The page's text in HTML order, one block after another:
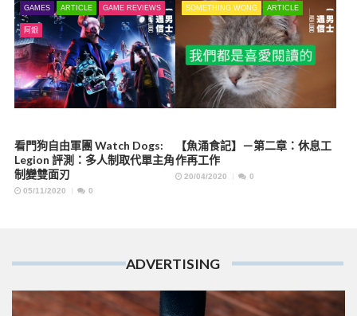
GAMES ARTICLE GAME REVIEWS
阿銀
看門狗自由軍團 Watch Dogs:
Legion 評測：多人制取代單主角
制變雙面刃
05/11/2020 0
SOMETHING WONG ARTICLE
【魚涌食記】－第二章：休息工
作再工作
20/04/2020 0
ADVERTISING